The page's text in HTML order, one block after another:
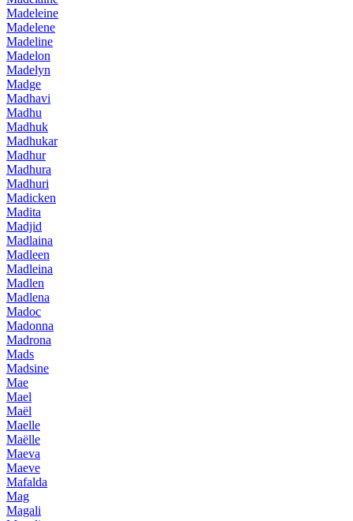
Madeleine
Madelene
Madeline
Madelon
Madelyn
Madge
Madhavi
Madhu
Madhuk
Madhukar
Madhur
Madhura
Madhuri
Madicken
Madita
Madjid
Madlaina
Madleen
Madleina
Madlen
Madlena
Madoc
Madonna
Madrona
Mads
Madsine
Mae
Mael
Maël
Maelle
Maëlle
Maeva
Maeve
Mafalda
Mag
Magali